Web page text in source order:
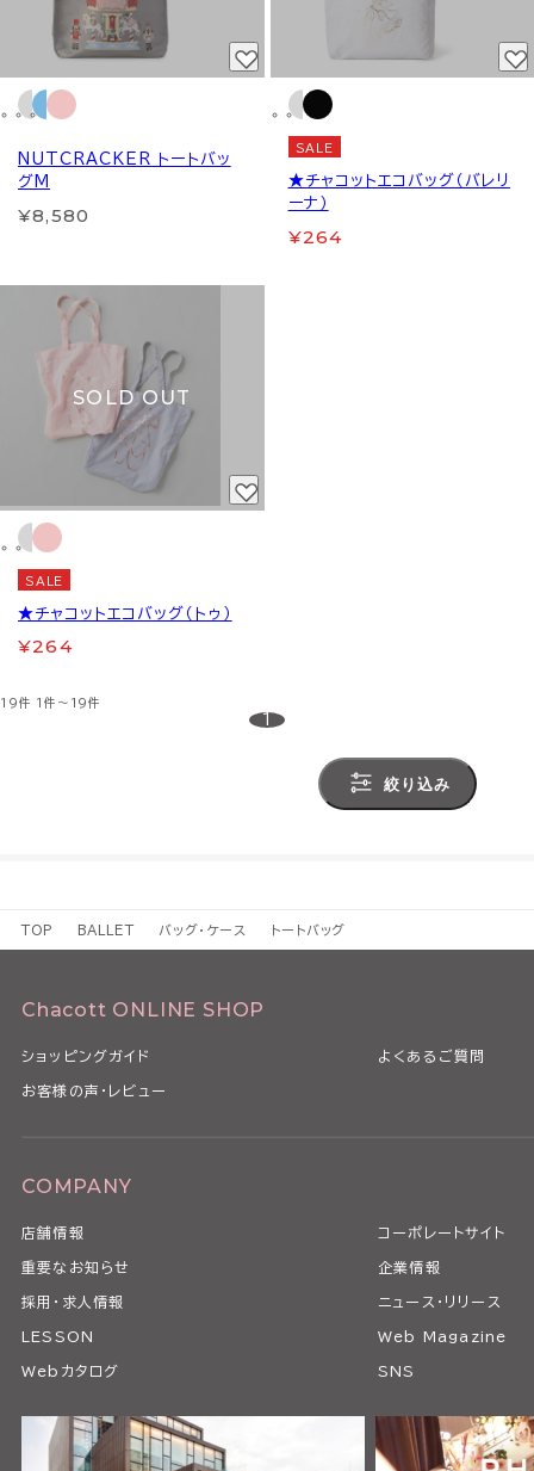
NUTCRACKER トートバッ
グM
¥8,580
SALE
★チャコットエコバッグ（バレリ
ーナ）
¥264
SOLD OUT
SALE
★チャコットエコバッグ（トゥ）
¥264
19件 1件～19件
1
絞り込み
TOP BALLET バッグ・ケース トートバッグ
Chacott ONLINE SHOP
ショッピングガイド よくあるご質問
お客様の声・レビュー
COMPANY
店舗情報 コーポレートサイト
重要なお知らせ 企業情報
採用・求人情報 ニュース・リリース
LESSON Web Magazine
Webカタログ SNS